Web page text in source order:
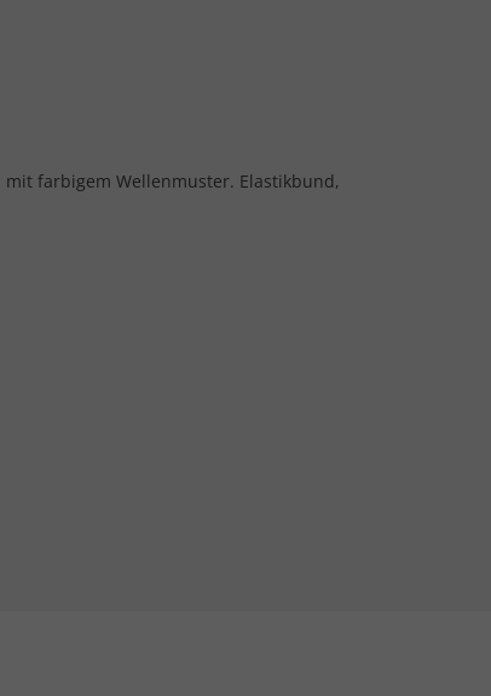
mit farbigem Wellenmuster. Elastikbund,